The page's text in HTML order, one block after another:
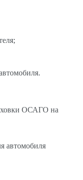
ОСАГО на
автомобиля